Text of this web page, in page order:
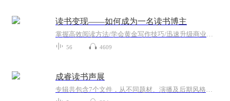
读书变现——如何成为一名读书博主
掌握高效阅读方法/学会黄金写作技巧/迅速升级商业思维
56 4609
成睿读书声展
专辑共包含7个文件，从不同题材、演播及后期风格全面展示主播的有声书制作能力。